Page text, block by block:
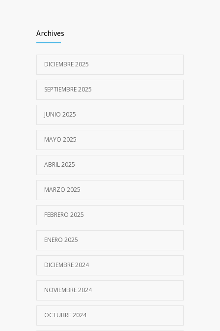
Archives
DICIEMBRE 2025
SEPTIEMBRE 2025
JUNIO 2025
MAYO 2025
ABRIL 2025
MARZO 2025
FEBRERO 2025
ENERO 2025
DICIEMBRE 2024
NOVIEMBRE 2024
OCTUBRE 2024